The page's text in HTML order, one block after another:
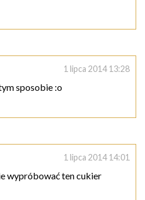
1 lipca 2014 13:28
sposobie :o
1 lipca 2014 14:01
wypróbować ten cukier